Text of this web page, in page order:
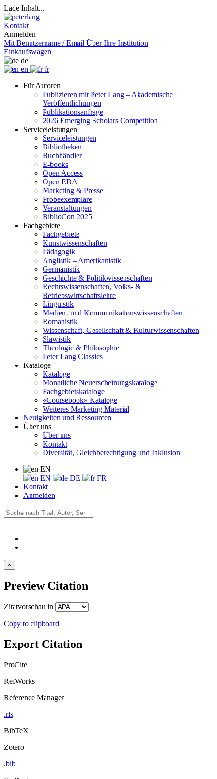
Lade Inhalt...
Kontakt
Anmelden
Mit Benutzername / Email Über Ihre Institution
Einkaufswagen
de
en
fr
Für Autoren
Publizieren mit Peter Lang – Akademische
Veröffentlichungen
Publikationsanfrage
2026 Emerging Scholars Competition
Serviceleistungen
Serviceleistungen
Bibliotheken
Buchhändler
E-books
Open Access
Open EBA
Marketing & Presse
Probeexemplare
Veranstaltungen
BiblioCon 2025
Fachgebiete
Fachgebiete
Kunstwissenschaften
Pädagogik
Anglistik – Amerikanistik
Germanistik
Geschichte & Politikwissenschaften
Rechtswissenschaften, Volks- &
Betriebswirtschaftslehre
Linguistik
Medien- und Kommunikationswissenschaften
Romanistik
Wissenschaft, Gesellschaft & Kulturwissenschaften
Slawistik
Theologie & Philosophie
Peter Lang Classics
Kataloge
Kataloge
Monatliche Neuerscheinungskataloge
Fachgebietskataloge
«Coursebook» Kataloge
Weiteres Marketing Material
Neuigkeiten und Ressourcen
Über uns
Über uns
Kontakt
Diversität, Gleichberechtigung und Inklusion
EN
EN
DE
FR
Kontakt
Anmelden
Export Citation